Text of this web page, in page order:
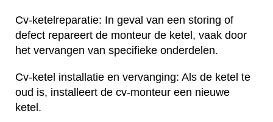
Cv-ketelreparatie: In geval van een storing of
defect repareert de monteur de ketel, vaak door
het vervangen van specifieke onderdelen.
Cv-ketel installatie en vervanging: Als de ketel te
oud is, installeert de cv-monteur een nieuwe
ketel.